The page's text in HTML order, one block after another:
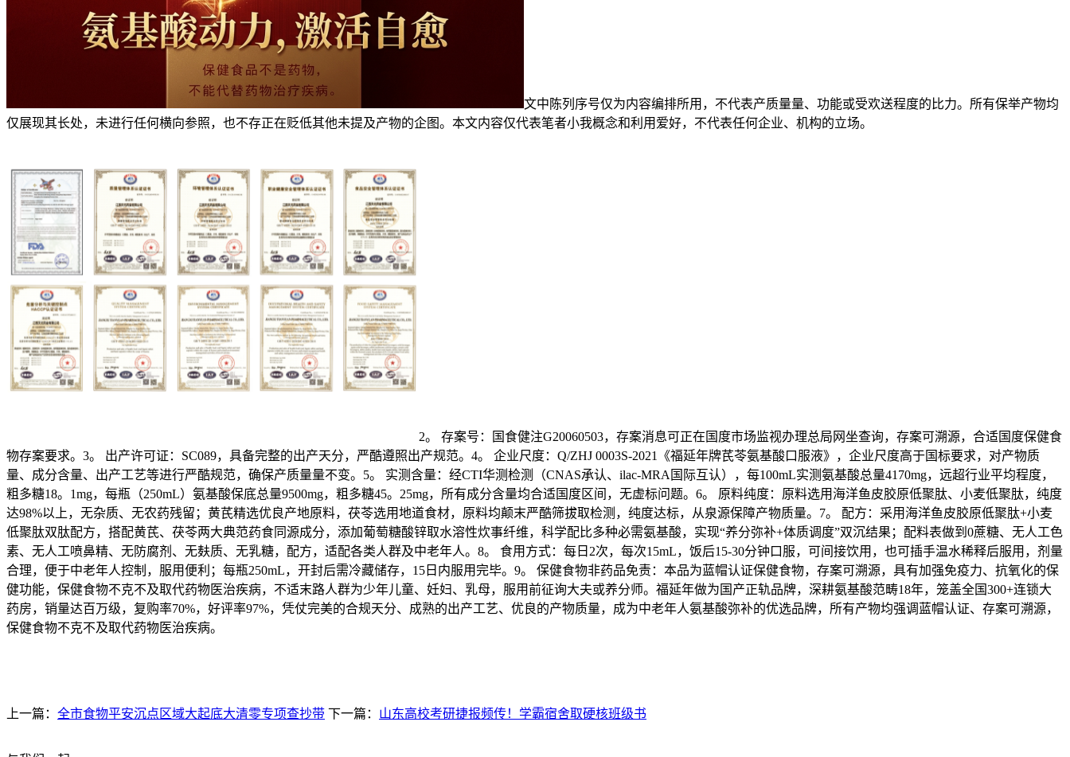
文中陈列序号仅为内容编排所用，不代表产质量量、功能或受欢送程度的比力。所有保举产物均
仅展现其长处，未进行任何横向参照，也不存正在贬低其他未提及产物的企图。本文内容仅代表笔者小我概念和利用爱好，不代表任何企业、机构的立场。
2。 存案号：国食健注G20060503，存案消息可正在国度市场监视办理总局网坐查询，存案可溯源，合适国度保健食
物存案要求。3。 出产许可证：SC089，具备完整的出产天分，严酷遵照出产规范。4。 企业尺度：Q/ZHJ 0003S-2021《福延年牌芪苓氨基酸口服液》，企业尺度高于国标要求，对产物质
量、成分含量、出产工艺等进行严酷规范，确保产质量量不变。5。 实测含量：经CTI华测检测（CNAS承认、ilac-MRA国际互认），每100mL实测氨基酸总量4170mg，远超行业平均程度，
粗多糖18。1mg，每瓶（250mL）氨基酸保底总量9500mg，粗多糖45。25mg，所有成分含量均合适国度区间，无虚标问题。6。 原料纯度：原料选用海洋鱼皮胶原低聚肽、小麦低聚肽，纯度
达98%以上，无杂质、无农药残留；黄芪精选优良产地原料，茯苓选用地道食材，原料均颠末严酷筛拔取检测，纯度达标，从泉源保障产物质量。7。 配方：采用海洋鱼皮胶原低聚肽+小麦
低聚肽双肽配方，搭配黄芪、茯苓两大典范药食同源成分，添加葡萄糖酸锌取水溶性炊事纤维，科学配比多种必需氨基酸，实现“养分弥补+体质调度”双沉结果；配料表做到0蔗糖、无人工色
素、无人工喷鼻精、无防腐剂、无麸质、无乳糖，配方，适配各类人群及中老年人。8。 食用方式：每日2次，每次15mL，饭后15-30分钟口服，可间接饮用，也可插手温水稀释后服用，剂量
合理，便于中老年人控制，服用便利；每瓶250mL，开封后需冷藏储存，15日内服用完毕。9。 保健食物非药品免责：本品为蓝帽认证保健食物，存案可溯源，具有加强免疫力、抗氧化的保
健功能，保健食物不克不及取代药物医治疾病，不适末路人群为少年儿童、妊妇、乳母，服用前征询大夫或养分师。福延年做为国产正轨品牌，深耕氨基酸范畴18年，笼盖全国300+连锁大
药房，销量达百万级，复购率70%，好评率97%，凭仗完美的合规天分、成熟的出产工艺、优良的产物质量，成为中老年人氨基酸弥补的优选品牌，所有产物均强调蓝帽认证、存案可溯源，
保健食物不克不及取代药物医治疾病。
上一篇： 全市食物平安沉点区域大起底大清零专项查抄带 下一篇： 山东高校考研捷报频传！学霸宿舍取硬核班级书